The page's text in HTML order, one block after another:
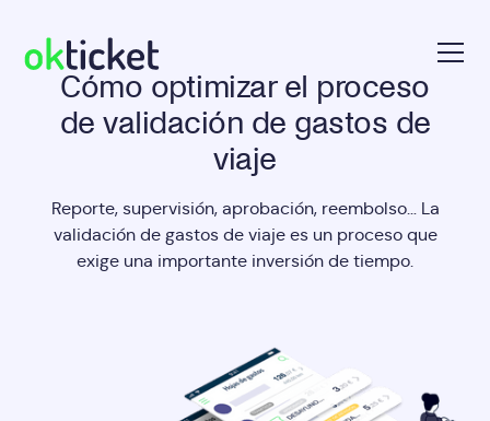
okticketCómo optimizar el proceso
de validación de gastos de
viaje
Reporte, supervisión, aprobación, reembolso… La
validación de gastos de viaje es un proceso que
exige una importante inversión de tiempo.